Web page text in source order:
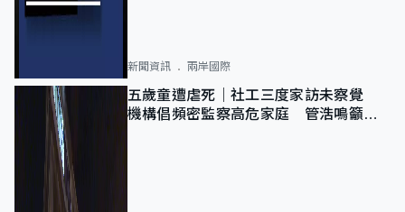
新聞資訊 兩岸國際
五歲童遭虐死｜社工三度家訪未察覺
機構倡頻密監察高危家庭 管浩鳴籲加